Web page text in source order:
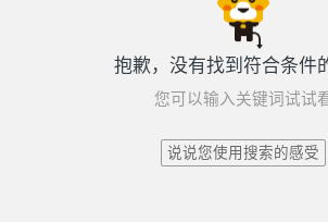
抱歉，没有找到符合条件
您可以输入关键词试试
说说您使用搜索的感受